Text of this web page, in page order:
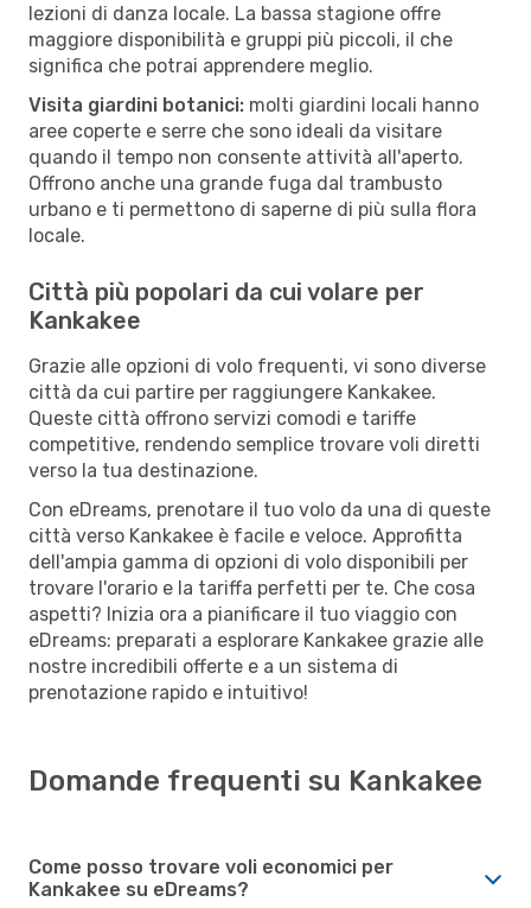
lezioni di danza locale. La bassa stagione offre
maggiore disponibilità e gruppi più piccoli, il che
significa che potrai apprendere meglio.
Visita giardini botanici: molti giardini locali hanno
aree coperte e serre che sono ideali da visitare
quando il tempo non consente attività all'aperto.
Offrono anche una grande fuga dal trambusto
urbano e ti permettono di saperne di più sulla flora
locale.
Città più popolari da cui volare per
Kankakee
Grazie alle opzioni di volo frequenti, vi sono diverse
città da cui partire per raggiungere Kankakee.
Queste città offrono servizi comodi e tariffe
competitive, rendendo semplice trovare voli diretti
verso la tua destinazione.
Con eDreams, prenotare il tuo volo da una di queste
città verso Kankakee è facile e veloce. Approfitta
dell'ampia gamma di opzioni di volo disponibili per
trovare l'orario e la tariffa perfetti per te. Che cosa
aspetti? Inizia ora a pianificare il tuo viaggio con
eDreams: preparati a esplorare Kankakee grazie alle
nostre incredibili offerte e a un sistema di
prenotazione rapido e intuitivo!
Domande frequenti su Kankakee
Come posso trovare voli economici per
Kankakee su eDreams?